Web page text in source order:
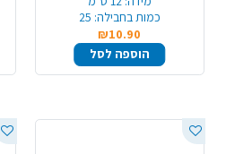
כמות בחבילה: 25
₪10.90
הוספה לסל